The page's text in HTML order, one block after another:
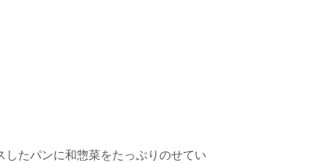
したパンに和惣菜をたっぷりのせてい